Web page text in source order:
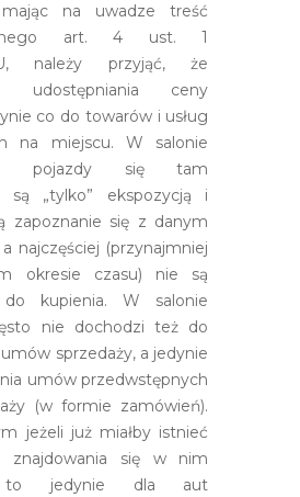
na uwadze treść
art. 4 ust. 1
należy przyjąć, że
udostępniania ceny
co do towarów i usług
na miejscu. W salonie
pojazdy się tam
są „tylko” ekspozycją i
zapoznanie się z danym
najczęściej (przynajmniej
okresie czasu) nie są
do kupienia. W salonie
nie dochodzi też do
sprzedaży, a jedynie
umów przedwstępnych
(w formie zamówień).
jeżeli już miałby istnieć
znajdowania się w nim
to jedynie dla aut